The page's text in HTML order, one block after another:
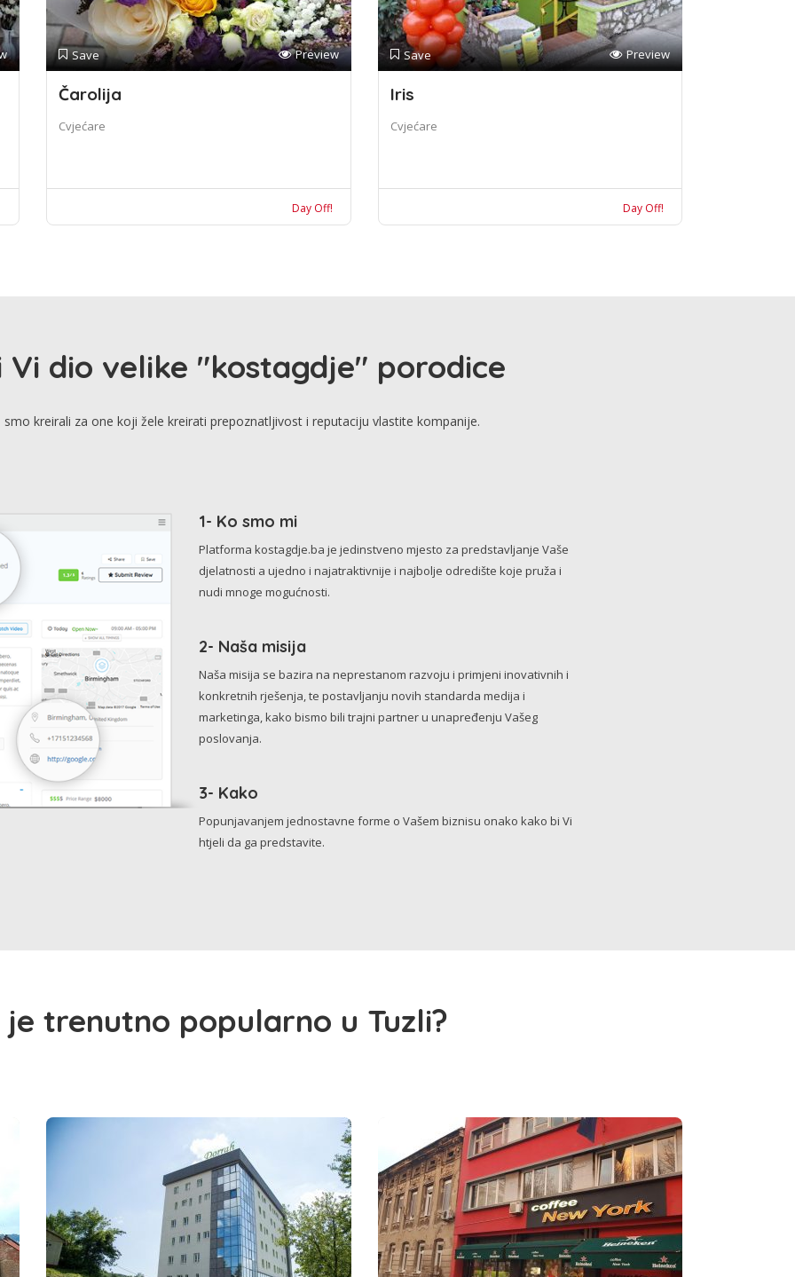
Save Preview
Čarolija
Cvjećare
Day Off!
Save Preview
Iris
Cvjećare
Day Off!
Vi dio velike "kostagdje" porodice
kreirali za one koji žele kreirati prepoznatljivost i reputaciju vlastite kompanije.
1- Ko smo mi
Platforma kostagdje.ba je jedinstveno mjesto za predstavljanje Vaše
djelatnosti a ujedno i najatraktivnije i najbolje odredište koje pruža i
nudi mnoge mogućnosti.
2- Naša misija
Naša misija se bazira na neprestanom razvoju i primjeni inovativnih i
konkretnih rješenja, te postavljanju novih standarda medija i
marketinga, kako bismo bili trajni partner u unapređenju Vašeg
poslovanja.
3- Kako
Popunjavanjem jednostavne forme o Vašem biznisu onako kako bi Vi
htjeli da ga predstavite.
je trenutno popularno u Tuzli?